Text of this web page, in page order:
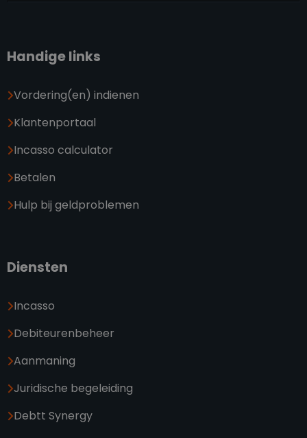
Handige links
Vordering(en) indienen
Klantenportaal
Incasso calculator
Betalen
Hulp bij geldproblemen
Diensten
Incasso
Debiteurenbeheer
Aanmaning
Juridische begeleiding
Debtt Synergy